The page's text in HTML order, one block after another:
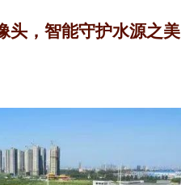
头，智能守护水源之美